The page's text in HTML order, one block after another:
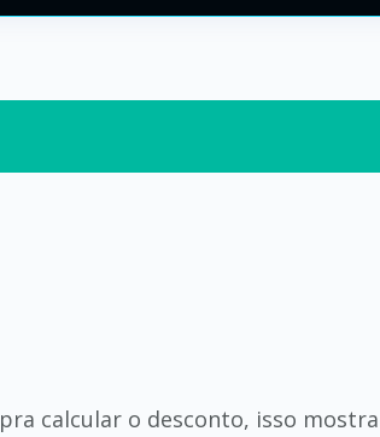
pra calcular o desconto, isso